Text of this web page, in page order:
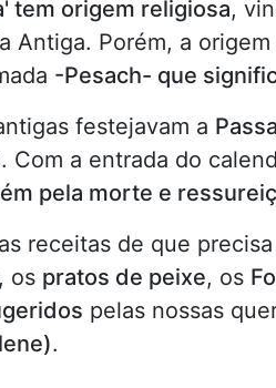
tem origem religiosa,
Antiga. Porém, a
-Pesach- que
festejavam a
Com a entrada do
pela morte e
receitas de que
, os pratos de peixe, os
pelas nossas
.